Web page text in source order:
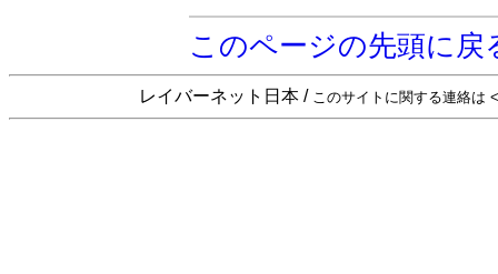
このページの先頭に戻
レイバーネット日本 / このサイトに関する連絡は